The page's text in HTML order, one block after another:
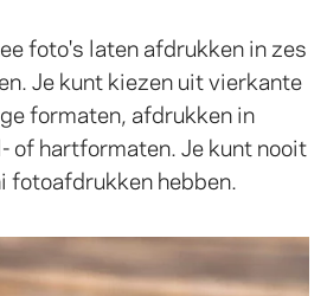
foto's laten afdrukken in zes
Je kunt kiezen uit vierkante
formaten, afdrukken in
of hartformaten. Je kunt nooit
fotoafdrukken hebben.